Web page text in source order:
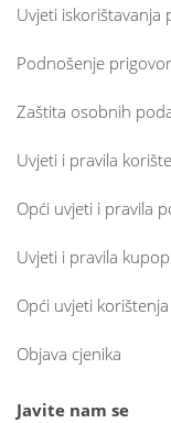
Uvjeti iskorištavanja
Podnošenje
Zaštita osobnih
Uvjeti i pravila
Opći uvjeti i pravila
Uvjeti i pravila
Opći uvjeti
Objava cjenika
Javite nam se